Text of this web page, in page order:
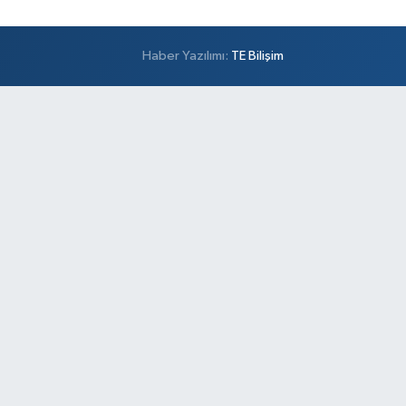
Haber Yazılımı: TE Bilişim